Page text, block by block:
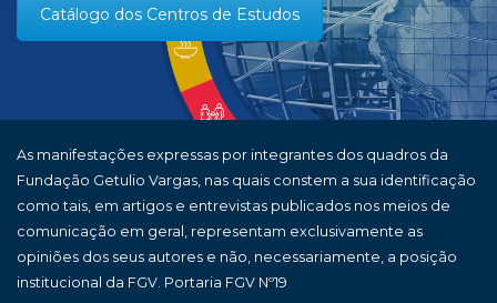
Catálogo dos Centros de Estudos
As manifestações expressas por integrantes dos quadros da
Fundação Getulio Vargas, nas quais constem a sua identificação
como tais, em artigos e entrevistas publicados nos meios de
comunicação em geral, representam exclusivamente as
opiniões dos seus autores e não, necessariamente, a posição
institucional da FGV. Portaria FGV Nº19